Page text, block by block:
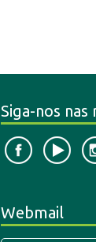
Siga-nos nas
Webmail